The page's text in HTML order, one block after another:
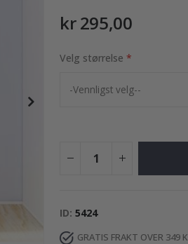
kr 295,00
Velg størrelse
ID 5424
GRATIS FRAKT OVER 349